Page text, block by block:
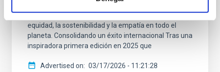
el 18 y el 23 de marzo de 2026, utiliza la astronomía
como una herramienta para promover la paz, la
equidad, la sostenibilidad y la empatía en todo el
planeta. Consolidando un éxito internacional Tras una
inspiradora primera edición en 2025 que
Advertised on 03/17/2026 - 11:21:28